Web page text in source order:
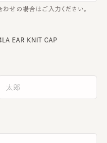
せの場合はご入力ください。
EAR KNIT CAP